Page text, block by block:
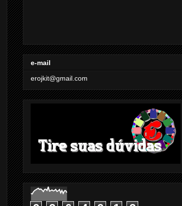
e-mail
erojkit@gmail.com